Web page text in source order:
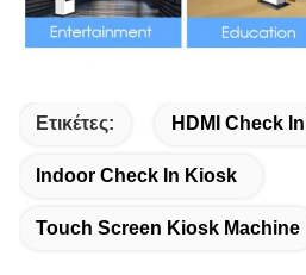
Ετικέτες: HDMI Check
Indoor Check In Kiosk
Touch Screen Kiosk Machine